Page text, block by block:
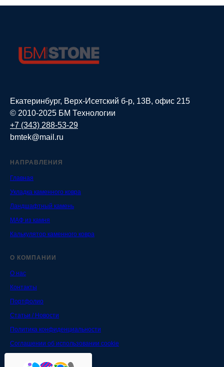
Екатеринбург, Верх-Исетский б-р, 13В, офис 215
© 2010-2025 БМ Технологии
+7 (343) 288-53-29
bmtek@mail.ru
НАПРАВЛЕНИЯ
Главная
Укладка каменного ковра
Ландшафтный камень
МАФ из камня
Калькулятор каменного ковра
О КОМПАНИИ
О нас
Контакты
Портфолио
Статьи / Новости
Политика конфиденциальности
Соглашении об использовании cookie